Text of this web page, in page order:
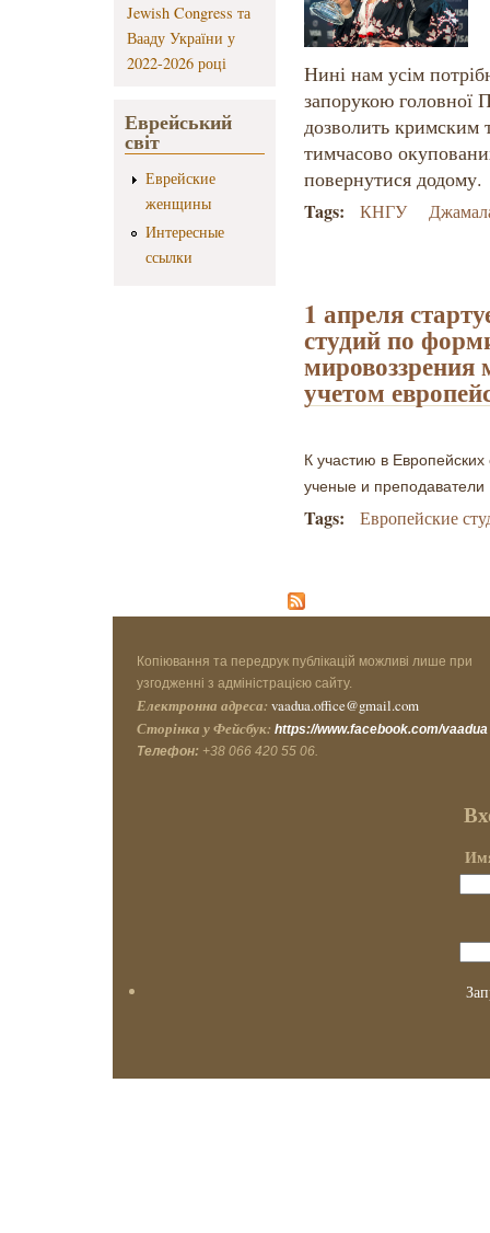
Jewish Congress та
Вааду України у
2022-2026 році
Еврейський
світ
Еврейские
женщины
Интересные
ссылки
Нині нам усім
запорукою головної
дозволить кримским
тимчасово
повернутися додому.
Tags: КНГУ
1 апреля
студий по
мировоззрения
учетом
К участию в
ученые и
Tags: Европейские
Копіювання та передрук публікацій можливі лише при
узгодженні з адміністрацією сайту.
Електронна адреса: vaadua.office@gmail.com
Сторінка у Фейсбук: https://www.facebook.com/vaadua
Телефон: +38 066 420 55 06.